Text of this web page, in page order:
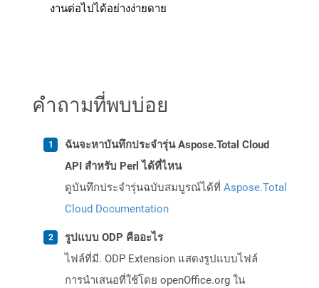
งานต่อไปได้อย่างง่ายดาย
คำถามที่พบบ่อย
ฉันจะหาบันทึกประจำรุ่น Aspose.Total Cloud
API สำหรับ Perl ได้ที่ไหน
ดูบันทึกประจำรุ่นฉบับสมบูรณ์ได้ที่ Aspose.Total
Cloud Documentation
รูปแบบ ODP คืออะไร
ไฟล์ที่มี. ODP Extension แสดงรูปแบบไฟล์
การนำเสนอที่ใช้โดย openOffice.org ใน